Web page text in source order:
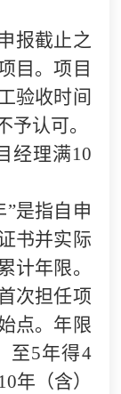
报截止之
目。项目
验收时间
予认可。
经理满10
”是指自申
书并实际
计年限。
次担任项
点。年限
至5年得4
年（含）